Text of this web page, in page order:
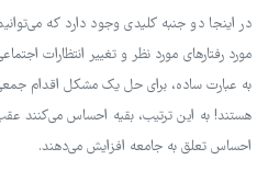
در اینجا دو جنبه کلیدی وجود دارد که
مورد رفتارهای مورد نظر و تغییر انتظارات
به عبارت ساده، برای حل یک مشکل اقدام
هستند! به این ترتیب، بقیه احساس می‌کنند عقب
احساس تعلق به جامعه افزایش می‌دهند.